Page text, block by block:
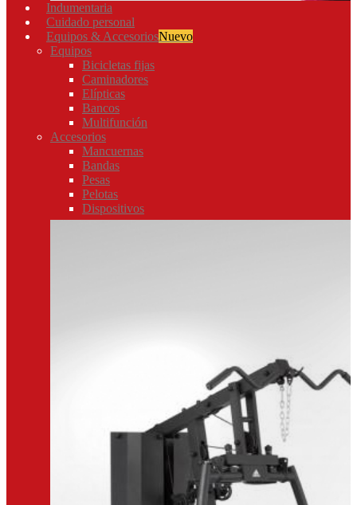
Indumentaria
Cuidado personal
Equipos & AccesoriosNuevo
Equipos
Bicicletas fijas
Caminadores
Elípticas
Bancos
Multifunción
Accesorios
Mancuernas
Bandas
Pesas
Pelotas
Dispositivos